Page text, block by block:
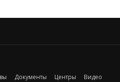
Документы Центры
Видео